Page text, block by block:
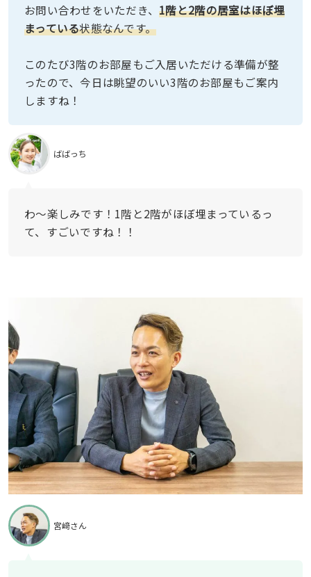
お問い合わせをいただき、1階と2階の居室はほぼ埋
まっている状態なんです。
このたび3階のお部屋もご入居いただける準備が整
ったので、今日は眺望のいい3階のお部屋もご案内
しますね！
ばばっち
わ〜楽しみです！1階と2階がほぼ埋まっているっ
て、すごいですね！！
宮﨑さん